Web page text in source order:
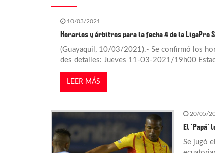
e
i
ó
10/03/2021
Horarios y árbitros para la fecha 4 de la LigaPro
(Guayaquil, 10/03/2021).- Se confirmó los
des detalles: Jueves 11-03-2021/19h00
LEER MÁS
20/05/
El
Se jugó